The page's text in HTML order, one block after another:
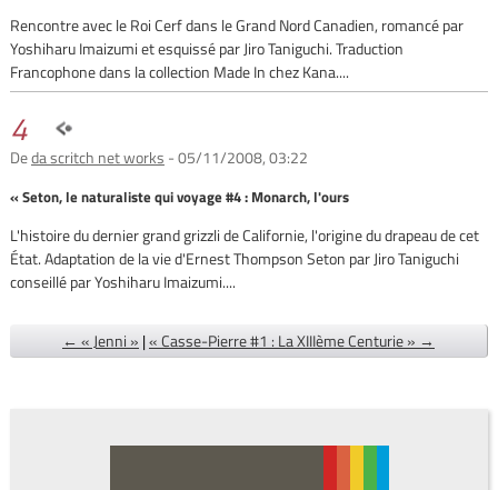
Rencontre avec le Roi Cerf dans le Grand Nord Canadien, romancé par
Yoshiharu Imaizumi et esquissé par Jiro Taniguchi. Traduction
Francophone dans la collection Made In chez Kana....
4
Deda scritch net works - 05/11/2008, 03:22
« Seton, le naturaliste qui voyage #4 : Monarch, l'ours
L'histoire du dernier grand grizzli de Californie, l'origine du drapeau de cet
État. Adaptation de la vie d'Ernest Thompson Seton par Jiro Taniguchi
conseillé par Yoshiharu Imaizumi....
← « Jenni » |« Casse-Pierre #1 : La XIIIème Centurie » →